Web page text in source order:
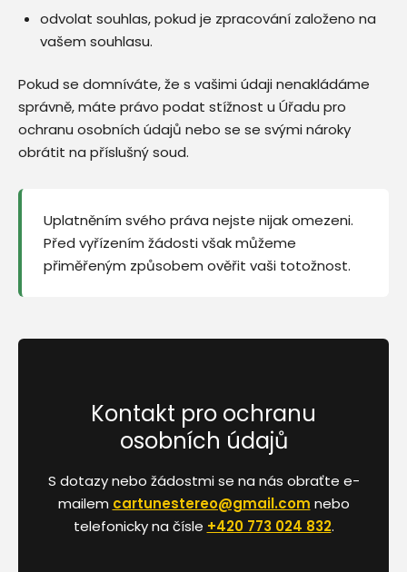
odvolat souhlas, pokud je zpracování založeno na
vašem souhlasu.
Pokud se domníváte, že s vašimi údaji nenakládáme
správně, máte právo podat stížnost u Úřadu pro
ochranu osobních údajů nebo se se svými nároky
obrátit na příslušný soud.
Uplatněním svého práva nejste nijak omezeni.
Před vyřízením žádosti však můžeme
přiměřeným způsobem ověřit vaši totožnost.
Kontakt pro ochranu
osobních údajů
S dotazy nebo žádostmi se na nás obraťte e-
mailem cartunestereo@gmail.com nebo
telefonicky na čísle +420 773 024 832.